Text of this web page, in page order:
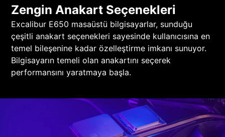
Zengin Anakart Seçenekleri
Excalibur E650 masaüstü bilgisayarlar, sunduğu
çeşitli anakart seçenekleri sayesinde kullanıcısına en
temel bileşenine kadar özelleştirme imkanı sunuyor.
Bilgisayarın temeli olan anakartını seçerek
performansını yaratmaya başla.